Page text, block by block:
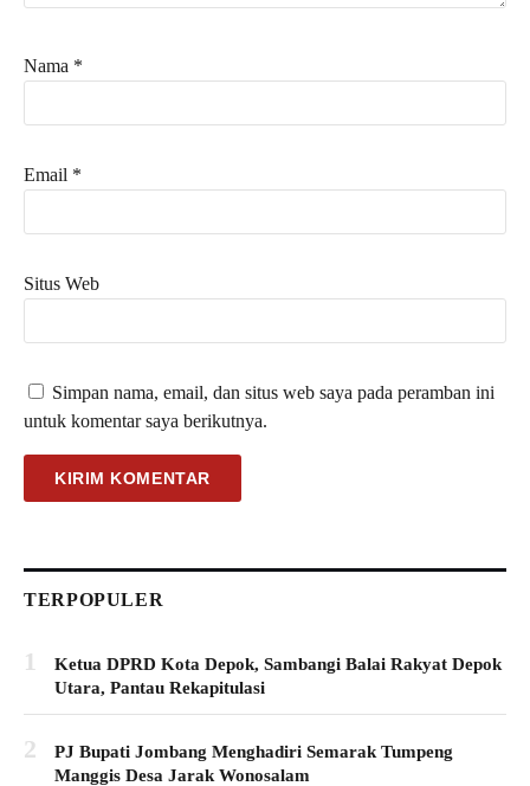
Nama *
Email *
Situs Web
Simpan nama, email, dan situs web saya pada peramban ini
untuk komentar saya berikutnya.
TERPOPULER
1
Ketua DPRD Kota Depok, Sambangi Balai Rakyat Depok
Utara, Pantau Rekapitulasi
2
PJ Bupati Jombang Menghadiri Semarak Tumpeng
Manggis Desa Jarak Wonosalam